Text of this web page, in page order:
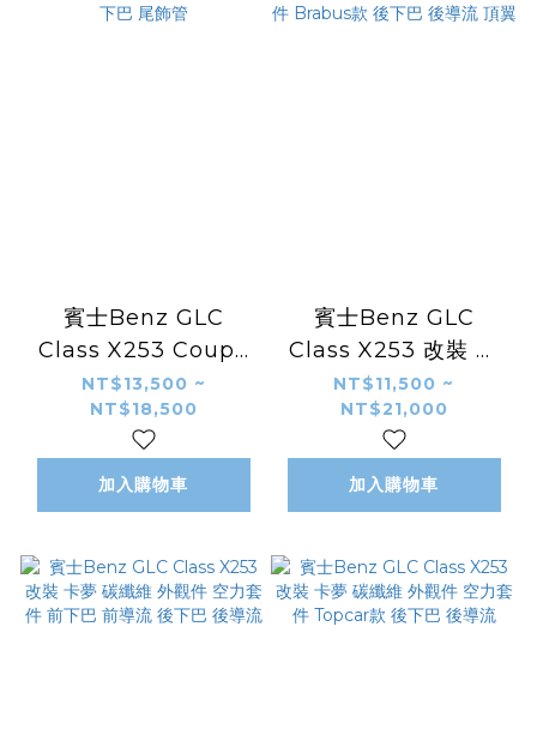
賓士Benz GLC
Class X253 Coupe
改裝 63大包圍 前保桿
後下巴 尾飾管
NT$13,500 ~
NT$18,500
加入購物車
賓士Benz GLC
Class X253 改裝 卡
夢 碳纖維 外觀件 空力
套件 Brabus款 後下
巴 後導流 頂翼
NT$11,500 ~
NT$21,000
加入購物車